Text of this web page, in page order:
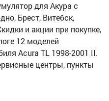
для Акура с
Брест, Витебск,
и акции при покупке,
12 моделей
Acura TL 1998-2001 II.
центры, пункты